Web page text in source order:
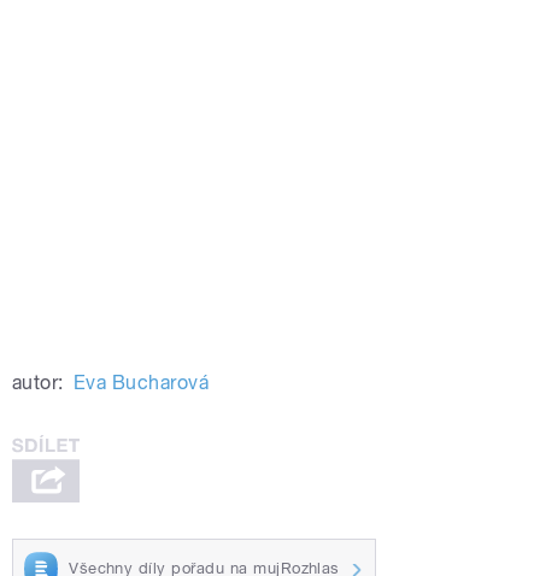
autor: Eva Bucharová
Všechny díly pořadu na mujRozhlas